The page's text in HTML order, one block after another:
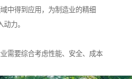
中得到应用，为制造业的精细
力。
需要综合考虑性能、安全、成本